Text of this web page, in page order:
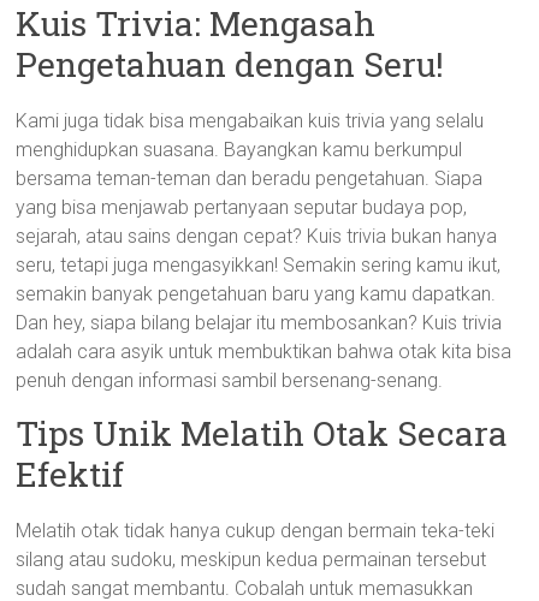
Kuis Trivia: Mengasah
Pengetahuan dengan Seru!
Kami juga tidak bisa mengabaikan kuis trivia yang selalu
menghidupkan suasana. Bayangkan kamu berkumpul
bersama teman-teman dan beradu pengetahuan. Siapa
yang bisa menjawab pertanyaan seputar budaya pop,
sejarah, atau sains dengan cepat? Kuis trivia bukan hanya
seru, tetapi juga mengasyikkan! Semakin sering kamu ikut,
semakin banyak pengetahuan baru yang kamu dapatkan.
Dan hey, siapa bilang belajar itu membosankan? Kuis trivia
adalah cara asyik untuk membuktikan bahwa otak kita bisa
penuh dengan informasi sambil bersenang-senang.
Tips Unik Melatih Otak Secara
Efektif
Melatih otak tidak hanya cukup dengan bermain teka-teki
silang atau sudoku, meskipun kedua permainan tersebut
sudah sangat membantu. Cobalah untuk memasukkan